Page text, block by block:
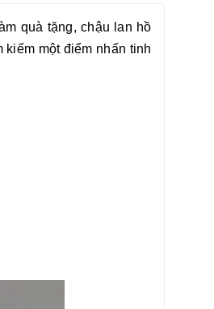
quà tặng, chậu lan hồ
một điểm nhấn tinh